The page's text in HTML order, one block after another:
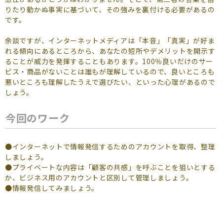
りたり動かぬ事実に基づいて、その強みを裏付ける必要があるの
です。
余談ですが、インターネットメディアは「本音」「真実」が好ま
れる傾向にあるところから、あなたの短所やデメリットを開示す
ることが威力を発揮することもあります。100％良いだけのサー
ビス・商品がないことは誰もが理解しているので、良いところも
悪いところも理解したうえで選びたい、といった心理があるので
しょう。
今回のワーク
●インターネットで情報発信するためのアカウントを取得、整理
しましょう。
●プライベートな内容は「顧客の共感」を呼ぶことを狙いとする
か、ビジネス用のアカウントと区別して管理しましょう。
●情報発信してみましょう。